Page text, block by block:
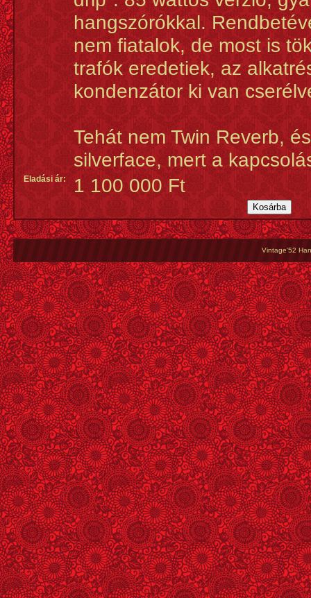
hangszórókkal.
nem fiatalok, de most is
trafók eredetiek, az
kondenzátor ki van
Tehát nem Twin Reverb,
silverface, mert a
Eladási ár: 1 100 000 Ft
Vintage'52